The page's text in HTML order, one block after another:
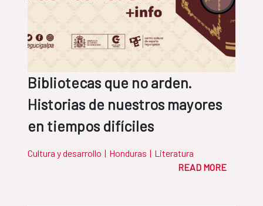
Bibliotecas que no arden.
Historias de nuestros mayores
en tiempos difíciles
Cultura y desarrollo | Honduras | Literatura
READ MORE